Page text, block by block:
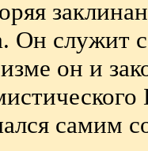
Он служит
он и
самим